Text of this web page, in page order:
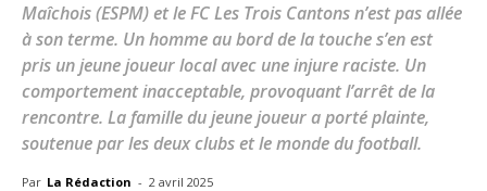
Maîchois (ESPM) et le FC Les Trois Cantons n’est pas allée
à son terme. Un homme au bord de la touche s’en est
pris un jeune joueur local avec une injure raciste. Un
comportement inacceptable, provoquant l’arrêt de la
rencontre. La famille du jeune joueur a porté plainte,
soutenue par les deux clubs et le monde du football.
Par La Rédaction - 2 avril 2025